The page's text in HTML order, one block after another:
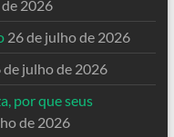
2026
26 de julho de 2026
de julho de 2026
por que seus
de 2026